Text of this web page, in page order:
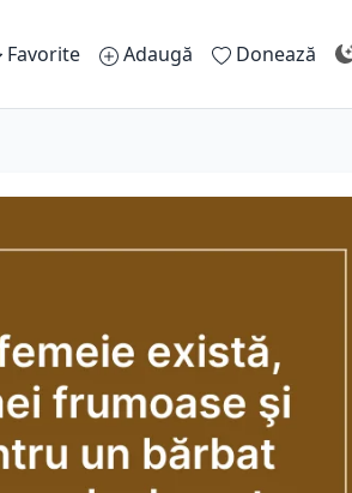
Favorite Adaugă Donează